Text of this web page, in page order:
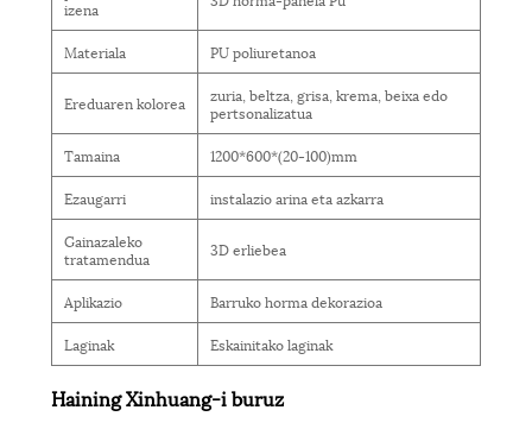
izena
Materiala PU poliuretanoa
Ereduaren kolorea zuria, beltza, grisa, krema, beixa edo
pertsonalizatua
Tamaina
1200*600*(20-100)mm
Ezaugarri
instalazio arina eta azkarra
Gainazaleko
tratamendua 3D erliebea
Aplikazio
Barruko horma dekorazioa
Laginak
Eskainitako laginak
Haining Xinhuang-i buruz